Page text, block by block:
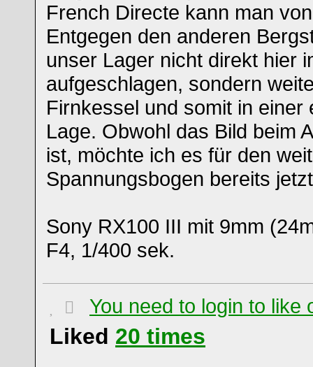
French Directe kann man
Entgegen den anderen
unser Lager nicht direkt hier
aufgeschlagen, sondern
Firnkessel und somit in
Lage. Obwohl das Bild beim
ist, möchte ich es für den
Spannungsbogen bereits
Sony RX100 III mit 9mm
F4, 1/400 sek.
You need to login to like
Liked 20 times